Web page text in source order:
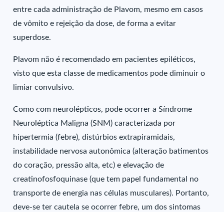
entre cada administração de Plavom, mesmo em casos
de vômito e rejeição da dose, de forma a evitar
superdose.
Plavom não é recomendado em pacientes epiléticos,
visto que esta classe de medicamentos pode diminuir o
limiar convulsivo.
Como com neurolépticos, pode ocorrer a Síndrome
Neuroléptica Maligna (SNM) caracterizada por
hipertermia (febre), distúrbios extrapiramidais,
instabilidade nervosa autonômica (alteração batimentos
do coração, pressão alta, etc) e elevação de
creatinofosfoquinase (que tem papel fundamental no
transporte de energia nas células musculares). Portanto,
deve-se ter cautela se ocorrer febre, um dos sintomas